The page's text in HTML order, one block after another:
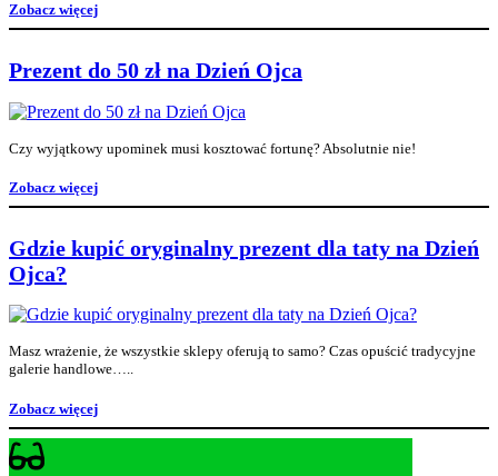
Zobacz więcej
Prezent do 50 zł na Dzień Ojca
Czy wyjątkowy upominek musi kosztować fortunę? Absolutnie nie!
Zobacz więcej
Gdzie kupić oryginalny prezent dla taty na Dzień
Ojca?
Masz wrażenie, że wszystkie sklepy oferują to samo? Czas opuścić tradycyjne
galerie handlowe…..
Zobacz więcej